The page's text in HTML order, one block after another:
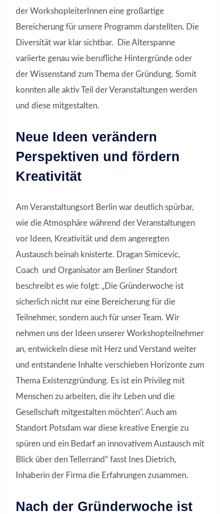
der WorkshopleiterInnen eine großartige
Bereicherung für unsere Programm darstellten. Die
Diversität war klar sichtbar. Die Alterspanne
variierte genau wie berufliche Hintergründe oder
der Wissenstand zum Thema der Gründung. Somit
konnten alle aktiv Teil der Veranstaltungen werden
und diese mitgestalten.
Neue Ideen verändern
Perspektiven und fördern
Kreativität
Am Veranstaltungsort Berlin war deutlich spürbar,
wie die Atmosphäre während der Veranstaltungen
vor Ideen, Kreativität und dem angeregten
Austausch beinah knisterte. Dragan Simicevic,
Coach und Organisator am Berliner Standort
beschreibt es wie folgt: „Die Gründerwoche ist
sicherlich nicht nur eine Bereicherung für die
Teilnehmer, sondern auch für unser Team. Wir
nehmen uns der Ideen unserer Workshopteilnehmer
an, entwickeln diese mit Herz und Verstand weiter
und entstandene Inhalte verschieben Horizonte zum
Thema Existenzgründung. Es ist ein Privileg mit
Menschen zu arbeiten, die ihr Leben und die
Gesellschaft mitgestalten möchten“. Auch am
Standort Potsdam war diese kreative Energie zu
spüren und ein Bedarf an innovativem Austausch mit
Blick über den Tellerrand“ fasst Ines Dietrich,
Inhaberin der Firma die Erfahrungen zusammen.
Nach der Gründerwoche ist